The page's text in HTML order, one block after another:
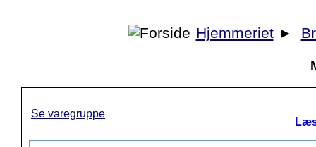
Hjemmeriet ►
Se varegruppe